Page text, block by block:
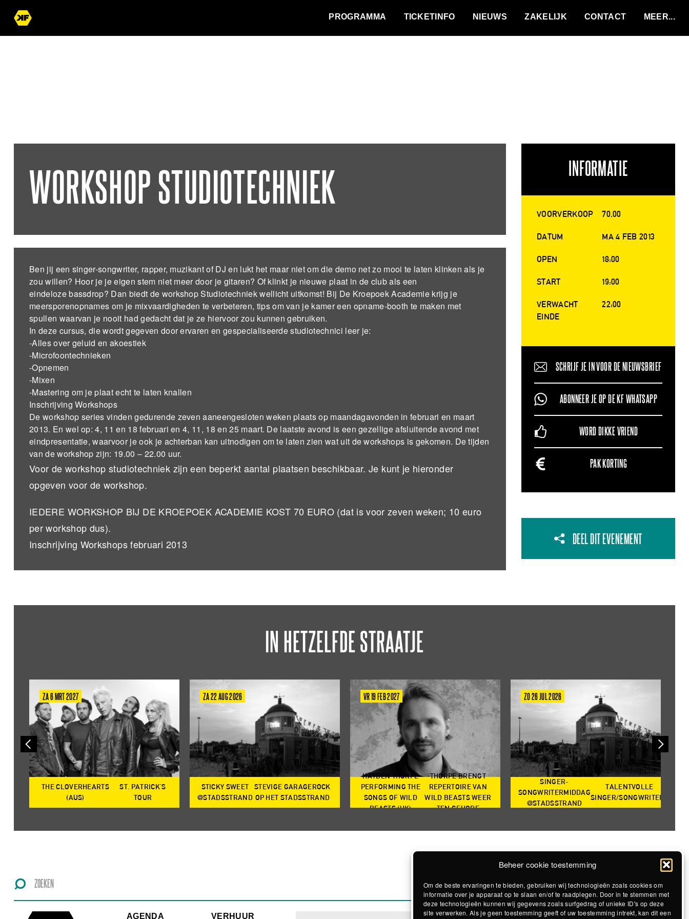
Beheer cookie toestemming
Om de beste ervaringen te bieden, gebruiken wij technologieën zoals cookies om
informatie over je apparaat op te slaan en/of te raadplegen. Door in te stemmen met
deze technologieën kunnen wij gegevens zoals surfgedrag of unieke ID's op deze
site verwerken. Als je geen toestemming geeft of uw toestemming intrekt, kan dit een
PROGRAMMA TICKETINFO NIEUWS ZAKELIJK CONTACT
WORKSHOP STUDIOTECHNIEK
Ben jij een singer-songwriter, rapper, muzikant of DJ en lukt het maar niet om die demo net zo mooi te laten klinken als je
zou willen? Hoor je je eigen stem niet meer door je gitaren? Of klinkt je nieuwe plaat in de club als een
eindeloze bassdrop? Dan biedt de workshop Studiotechniek wellicht uitkomst! Bij De Kroepoek Academie krijg je
meersporenopnames om je mixvaardigheden te verbeteren, tips om van je kamer een opname-booth te maken met
spullen waarvan je nooit had gedacht dat je ze hiervoor zou kunnen gebruiken.
In deze cursus, die wordt gegeven door ervaren en gespecialiseerde studiotechnici leer je:
-Alles over geluid en akoestiek
-Microfoontechnieken
-Opnemen
-Mixen
-Mastering om je plaat echt te laten knallen
Inschrijving Workshops
De workshop series vinden gedurende zeven aaneengesloten weken plaats op maandagavonden in februari en maart
2013. En wel op: 4, 11 en 18 februari en 4, 11, 18 en 25 maart. De laatste avond is een gezellige afsluitende avond met
eindpresentatie, waarvoor je ook je achterban kan uitnodigen om te laten zien wat uit de workshops is gekomen. De tijden
van de workshop zijn: 19.00 – 22.00 uur.
Voor de workshop studiotechniek zijn een beperkt aantal plaatsen beschikbaar. Je kunt je hieronder
opgeven voor de workshop.
IEDERE WORKSHOP BIJ DE KROEPOEK ACADEMIE KOST 70 EURO (dat is voor zeven weken; 10 euro
per workshop dus).
Inschrijving Workshops februari 2013
INFORMATIE
VOORVERKOOP 70,00
DATUM MA 4 FEB 2013
OPEN 18:00
START 19:00
VERWACHT
EINDE
22:00
SCHRIJF JE IN VOOR DE NIEUWSBRIEF
ABONNEER JE OP DE KF WHATSAPP
WORD DIKKE VRIEND
PAK KORTING
DEEL DIT EVENEMENT
IN HETZELFDE STRAATJE
ZA 6 MRT 2027
THE CLOVERHEARTS
(AUS)
ST. PATRICK'S
TOUR
ZA 22 AUG 2026
STICKY SWEET
@STADSSTRAND
STEVIGE GARAGEROCK
OP HET STADSSTRAND
VR 19 FEB 2027
HAYDEN THORPE
PERFORMING THE
SONGS OF WILD
BEASTS (UK)
THORPE BRENGT
REPERTOIRE VAN
WILD BEASTS WEER
TEN GEHORE
ZO 26 JUL 2026
SINGER-
SONGWRITERMIDDAG
@STADSSTRAND
TALENTVOLLE
SINGER/SONGWRITERS
AGENDA VERHUUR